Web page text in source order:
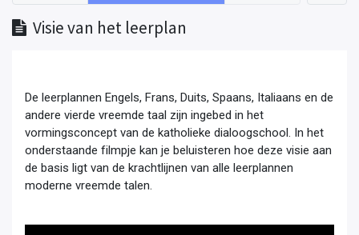
Visie van het leerplan
De leerplannen Engels, Frans, Duits, Spaans, Italiaans en de
andere vierde vreemde taal zijn ingebed in het
vormingsconcept van de katholieke dialoogschool. In het
onderstaande filmpje kan je beluisteren hoe deze visie aan
de basis ligt van de krachtlijnen van alle leerplannen
moderne vreemde talen.